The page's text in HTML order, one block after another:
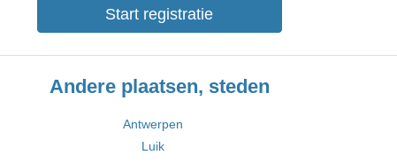
Start registratie
Andere plaatsen, steden
Antwerpen
Luik